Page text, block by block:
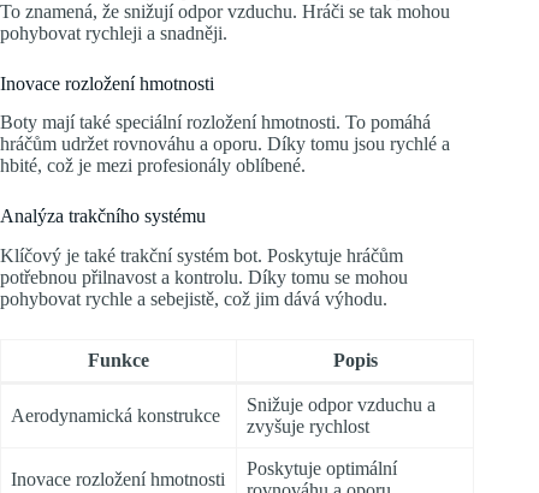
To znamená, že snižují odpor vzduchu. Hráči se tak mohou
pohybovat rychleji a snadněji.
Inovace rozložení hmotnosti
Boty mají také speciální rozložení hmotnosti. To pomáhá
hráčům udržet rovnováhu a oporu. Díky tomu jsou rychlé a
hbité, což je mezi profesionály oblíbené.
Analýza trakčního systému
Klíčový je také trakční systém bot. Poskytuje hráčům
potřebnou přilnavost a kontrolu. Díky tomu se mohou
pohybovat rychle a sebejistě, což jim dává výhodu.
Funkce Popis
Aerodynamická konstrukce
Snižuje odpor vzduchu a
zvyšuje rychlost
Inovace rozložení hmotnosti
Poskytuje optimální